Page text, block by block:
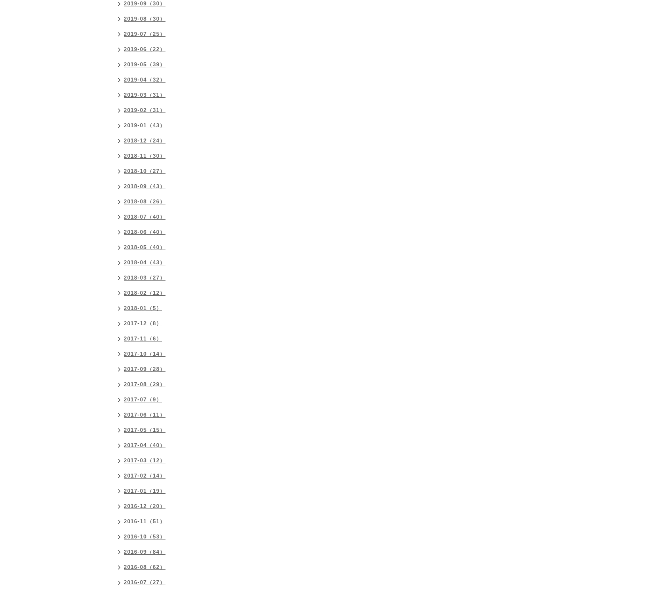
2019-09（30）
2019-08（30）
2019-07（25）
2019-06（22）
2019-05（39）
2019-04（32）
2019-03（31）
2019-02（31）
2019-01（43）
2018-12（24）
2018-11（30）
2018-10（27）
2018-09（43）
2018-08（26）
2018-07（40）
2018-06（40）
2018-05（40）
2018-04（43）
2018-03（27）
2018-02（12）
2018-01（5）
2017-12（8）
2017-11（6）
2017-10（14）
2017-09（28）
2017-08（29）
2017-07（9）
2017-06（11）
2017-05（15）
2017-04（40）
2017-03（12）
2017-02（14）
2017-01（19）
2016-12（20）
2016-11（51）
2016-10（53）
2016-09（84）
2016-08（62）
2016-07（27）